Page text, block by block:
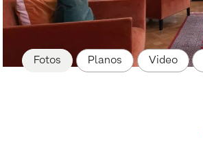
Fotos Planos Video